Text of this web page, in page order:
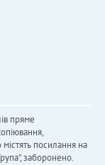
пряме
посилання на
заборонено.